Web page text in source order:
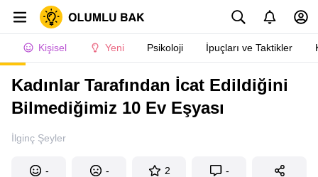
Kişisel Yeni Psikoloji İpuçları ve Taktikler
Kadınlar Tarafından İcat Edildiğini
Bilmediğimiz 10 Ev Eşyası
İlginç Şeyler
- - 2 -